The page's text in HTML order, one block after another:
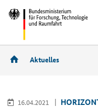
Aktuelles
16.04.2021